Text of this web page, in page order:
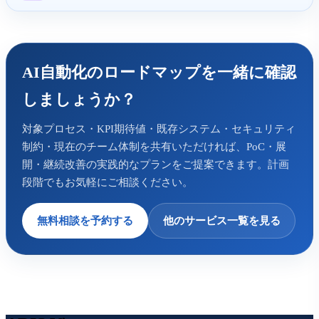
AI自動化のロードマップを一緒に確認
しましょうか？
対象プロセス・KPI期待値・既存システム・セキュリティ
制約・現在のチーム体制を共有いただければ、PoC・展
開・継続改善の実践的なプランをご提案できます。計画
段階でもお気軽にご相談ください。
無料相談を予約する 他のサービス一覧を見る